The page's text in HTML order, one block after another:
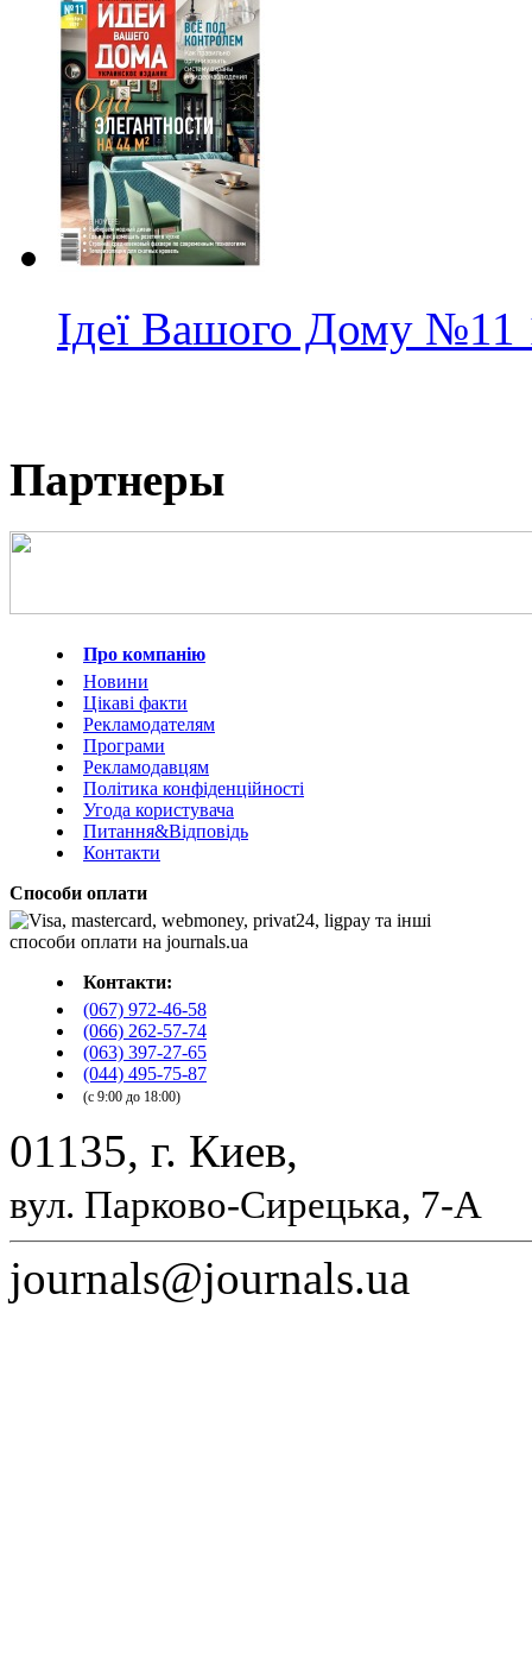
Ідеї Вашого Дому №11
Партнеры
Про компанію
Новини
Цікаві факти
Рекламодателям
Програми
Рекламодавцям
Політика конфіденційності
Угода користувача
Питання&Відповідь
Контакти
Способи оплати
Контакти:
(067) 972-46-58
(066) 262-57-74
(063) 397-27-65
(044) 495-75-87
(с 9:00 до 18:00)
01135, г. Киев,
вул. Парково-Сирецька, 7-А
journals@journals.ua